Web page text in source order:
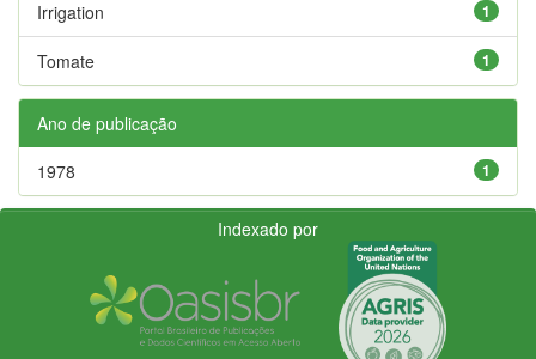
1
Irrigation
1
Tomate
Ano de publicação
1
1978
Indexado por